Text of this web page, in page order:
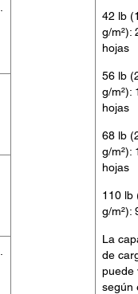
42 lb
g/m²):
hojas
56 lb
g/m²):
hojas
68 lb
g/m²):
hojas
110 lb
g/m²):
La
de
puede
según